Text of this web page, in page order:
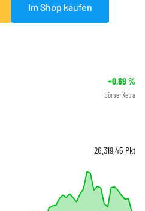
Im Shop kaufen
+0,69%
Börse: Xetra
26.319,45 Pkt